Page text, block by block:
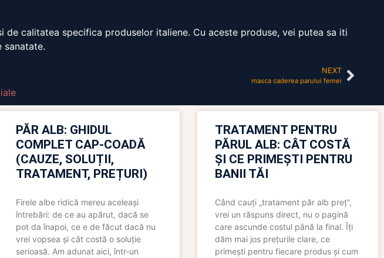
calitatea specifica produselor italiene. Cu aceste produse, vei putea sa iti
sanatate.
NEXT
masca caderea parului femei
PĂR ALB: GHIDUL
COMPLET CAP-COADĂ
(CAUZE, SOLUȚII,
TRATAMENT, PREȚURI)
Firele albe ridică mereu aceleași
întrebări: de ce au apărut, dacă se
pot da înapoi, ce e de făcut dacă nu
vrei vopsea și cât costă o soluție
serioasă. Am adunat aici, într-un
TRATAMENT PENTRU
PĂRUL ALB: CÂT COSTĂ
ȘI CE PRIMEȘTI PENTRU
BANII TĂI
Când cauți „tratament păr alb preț”,
vrei un răspuns direct, nu o pagină
care ascunde costul până la final. Îți
dăm mai jos prețurile clare, ce
primești pentru fiecare produs și cum